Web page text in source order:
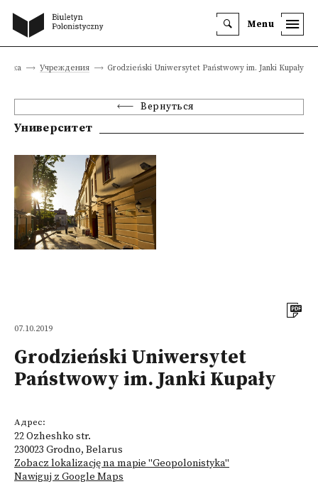
Menu
Учреждения Grodzieński Uniwersytet Państwowy im. Janki Kupały
Вернуться
Университет
07.10.2019
Grodzieński Uniwersytet
Państwowy im. Janki Kupały
Адрес:
22 Ozheshko str.
230023 Grodno, Belarus
Zobacz lokalizację na mapie "Geopolonistyka"
Nawiguj z Google Maps